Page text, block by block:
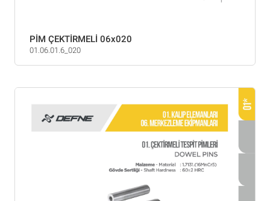
PİM ÇEKTİRMELİ 06x020
01.06.01.6_020